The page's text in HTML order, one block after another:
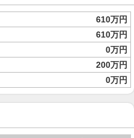
610万円
610万円
0万円
200万円
0万円